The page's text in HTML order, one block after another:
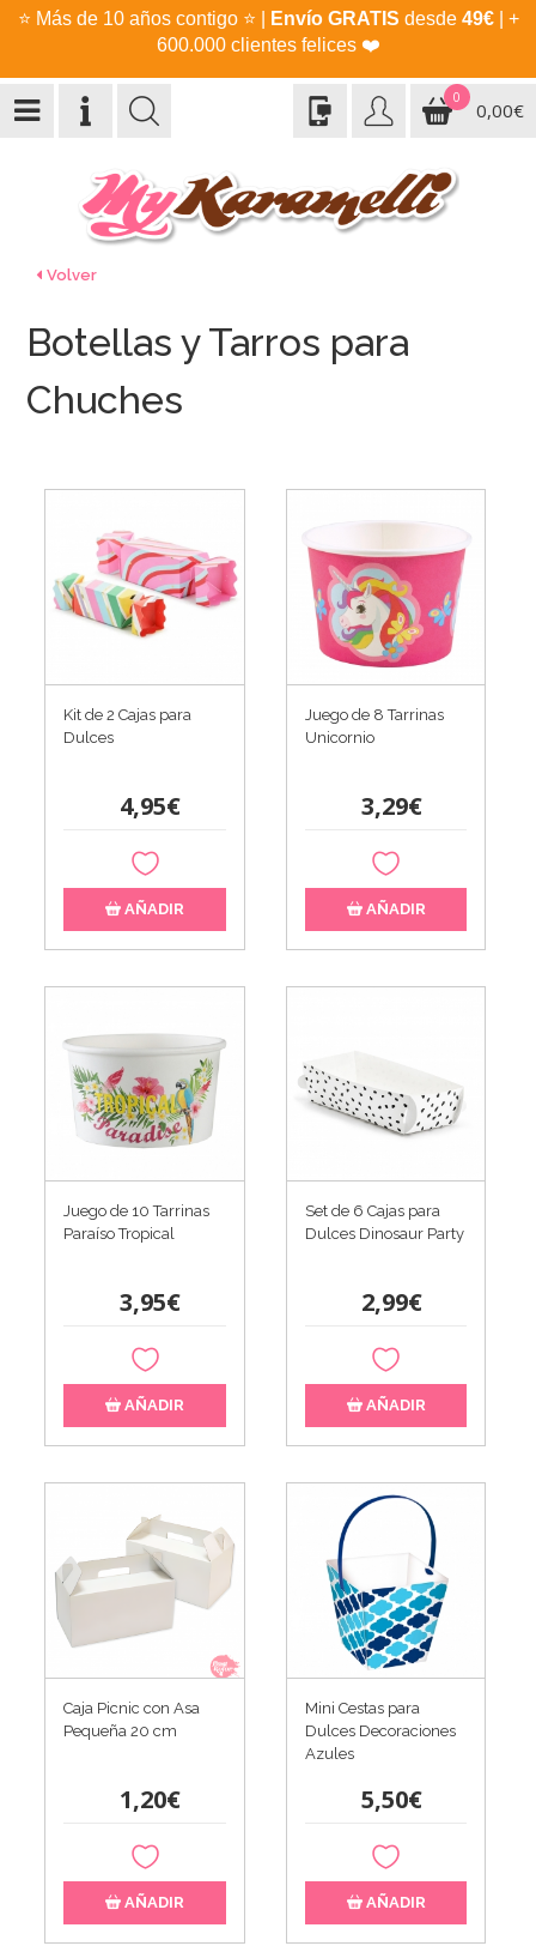
⭐ Más de 10 años contigo ⭐ Envío GRATIS desde 49€| +
600.000 clientes felices ❤️
0
0,00€
Volver
Botellas y Tarros para
Chuches
Kit de 2 Cajas para
Dulces
4,95€
AÑADIR
Juego de 8 Tarrinas
Unicornio
3,29€
AÑADIR
Juego de 10 Tarrinas
Paraíso Tropical
3,95€
AÑADIR
Set de 6 Cajas para
Dulces Dinosaur Party
2,99€
AÑADIR
Caja Picnic con Asa
Pequeña 20 cm
1,20€
AÑADIR
Mini Cestas para
Dulces Decoraciones
Azules
5,50€
AÑADIR